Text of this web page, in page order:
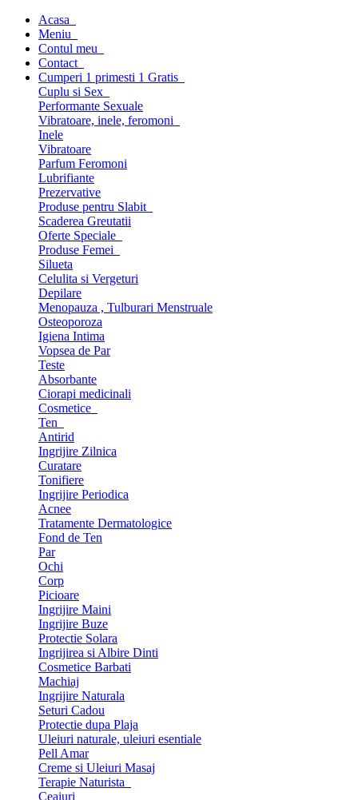
Acasa
Meniu
Contul meu
Contact
Cumperi 1 primesti 1 Gratis
Cuplu si Sex
Performante Sexuale
Vibratoare, inele, feromoni
Inele
Vibratoare
Parfum Feromoni
Lubrifiante
Prezervative
Produse pentru Slabit
Scaderea Greutatii
Oferte Speciale
Produse Femei
Silueta
Celulita si Vergeturi
Depilare
Menopauza , Tulburari Menstruale
Osteoporoza
Igiena Intima
Vopsea de Par
Teste
Absorbante
Ciorapi medicinali
Cosmetice
Ten
Antirid
Ingrijire Zilnica
Curatare
Tonifiere
Ingrijire Periodica
Acnee
Tratamente Dermatologice
Fond de Ten
Par
Ochi
Corp
Picioare
Ingrijire Maini
Ingrijire Buze
Protectie Solara
Ingrijirea si Albire Dinti
Cosmetice Barbati
Machiaj
Ingrijire Naturala
Seturi Cadou
Protectie dupa Plaja
Uleiuri naturale, uleiuri esentiale
Pell Amar
Creme si Uleiuri Masaj
Terapie Naturista
Ceaiuri